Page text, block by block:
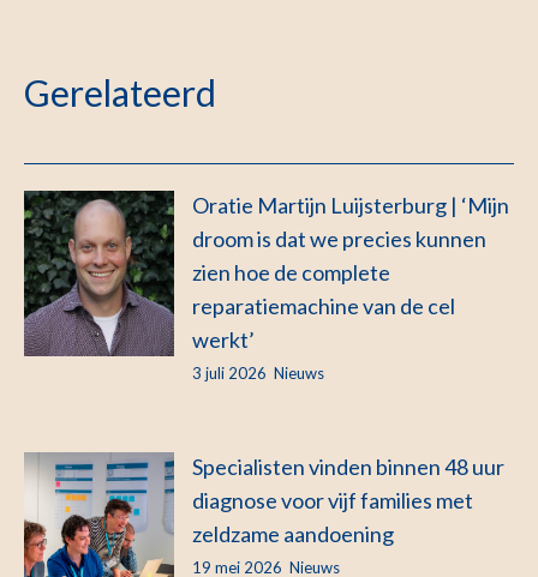
Gerelateerd
Oratie Martijn Luijsterburg | ‘Mijn
droom is dat we precies kunnen
zien hoe de complete
reparatiemachine van de cel
werkt’
3 juli 2026 Nieuws
Specialisten vinden binnen 48 uur
diagnose voor vijf families met
zeldzame aandoening
19 mei 2026 Nieuws